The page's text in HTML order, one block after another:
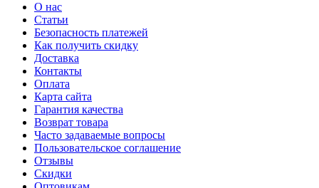
О нас
Статьи
Безопасность платежей
Как получить скидку
Доставка
Контакты
Оплата
Карта сайта
Гарантия качества
Возврат товара
Часто задаваемые вопросы
Пользовательское соглашение
Отзывы
Скидки